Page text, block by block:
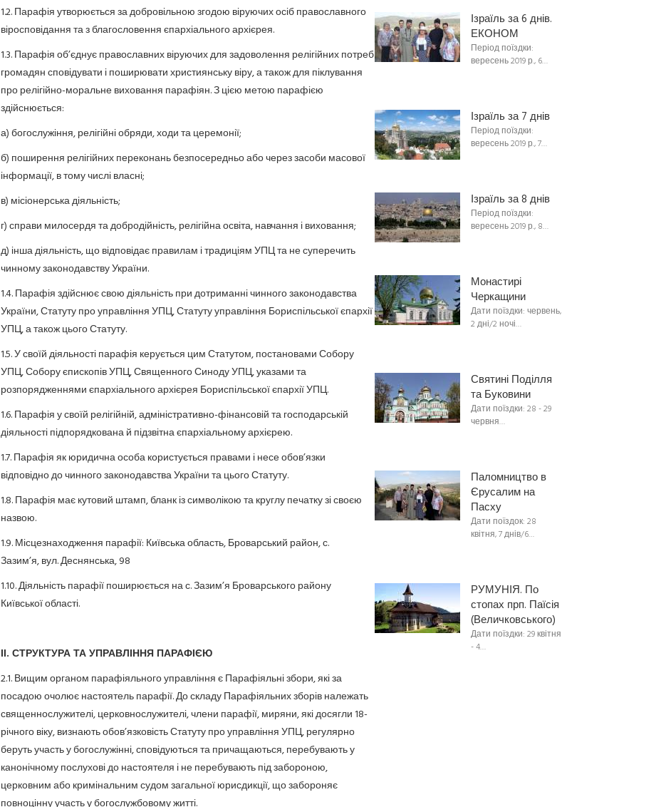
1.2. Парафія утворюється за добровільною згодою віруючих осіб православного
віросповідання та з благословення єпархіального архієрея.
1.3. Парафія об’єднує православних віруючих для задоволення релігійних потреб
громадян сповідувати і поширювати християнську віру, а також для піклування
про релігійно-моральне виховання парафіян. З цією метою парафією
здійснюється:
а) богослужіння, релігійні обряди, ходи та церемонії;
б) поширення релігійних переконань безпосередньо або через засоби масової
інформації, в тому числі власні;
в) місіонерська діяльність;
г) справи милосердя та добродійність, релігійна освіта, навчання і виховання;
д) інша діяльність, що відповідає правилам і традиціям УПЦ та не суперечить
чинному законодавству України.
1.4. Парафія здійснює свою діяльність при дотриманні чинного законодавства
України, Статуту про управління УПЦ, Статуту управління Бориспільської єпархії
УПЦ, а також цього Статуту.
1.5. У своїй діяльності парафія керується цим Статутом, постановами Собору
УПЦ, Собору єпископів УПЦ, Священного Синоду УПЦ, указами та
розпорядженнями єпархіального архієрея Бориспільської єпархії УПЦ.
1.6. Парафія у своїй релігійній, адміністративно-фінансовій та господарській
діяльності підпорядкована й підзвітна єпархіальному архієрею.
1.7. Парафія як юридична особа користується правами і несе обов’язки
відповідно до чинного законодавства України та цього Статуту.
1.8. Парафія має кутовий штамп, бланк із символікою та круглу печатку зі своєю
назвою.
1.9. Місцезнаходження парафії: Київська область, Броварський район, с.
Зазим’я, вул. Деснянська, 98
1.10. Діяльність парафії поширюється на с. Зазим’я Броварського району
Київської області.
ІІ. СТРУКТУРА ТА УПРАВЛІННЯ ПАРАФІЄЮ
2.1. Вищим органом парафіяльного управління є Парафіяльні збори, які за
посадою очолює настоятель парафії. До складу Парафіяльних зборів належать
священнослужителі, церковнослужителі, члени парафії, миряни, які досягли 18-
річного віку, визнають обов’язковість Статуту про управління УПЦ, регулярно
беруть участь у богослужінні, сповідуються та причащаються, перебувають у
канонічному послухові до настоятеля і не перебувають під забороною,
церковним або кримінальним судом загальної юрисдикції, що забороняє
Ізраїль за 6 днів.
ЕКОНОМ
Період поїздки:
вересень 2019 р., 6…
Ізраїль за 7 днів
Період поїздки:
вересень 2019 р., 7…
Ізраїль за 8 днів
Період поїздки:
вересень 2019 р., 8…
Монастирі
Черкащини
Дати поїздки: червень,
2 дні/2 ночі…
Святині Поділля
та Буковини
Дати поїздки: 28 - 29
червня…
Паломництво в
Єрусалим на
Пасху
Дати поїздок: 28
квітня, 7 днів/6…
РУМУНІЯ. По
стопах прп. Паїсія
(Величковського)
Дати поїздки: 29 квітня
- 4…